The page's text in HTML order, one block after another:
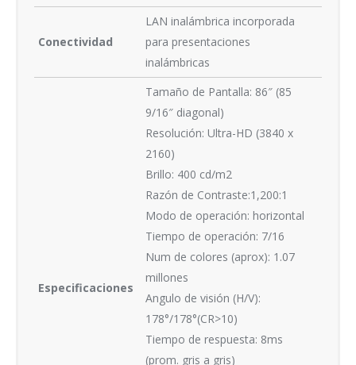
Conectividad
LAN inalámbrica incorporada
para presentaciones
inalámbricas
Especificaciones
Tamaño de Pantalla: 86″ (85
9/16″ diagonal)
Resolución: Ultra-HD (3840 x
2160)
Brillo: 400 cd/m2
Razón de Contraste:1,200:1
Modo de operación: horizontal
Tiempo de operación: 7/16
Num de colores (aprox): 1.07
millones
Angulo de visión (H/V):
178°/178°(CR>10)
Tiempo de respuesta: 8ms
(prom. gris a gris)